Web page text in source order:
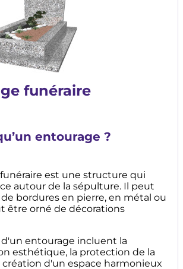
funéraire
entourage ?
est une structure qui
autour de la sépulture. Il peut
bordures en pierre, en métal ou
être orné de décorations
d'un entourage incluent la
esthétique, la protection de la
d'un espace harmonieux